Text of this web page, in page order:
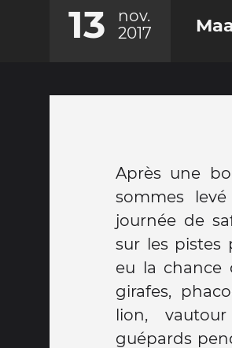
13
nov.
2017
Après une
sommes
journée de
sur les pistes
eu la chance
girafes,
lion,
guépards
quel les
une fois
craignent
habitations
femme qui
en bois qui
de crotte de
moyenne 7